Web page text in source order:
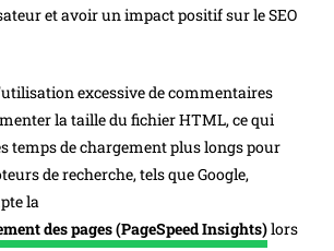
et avoir un impact positif sur le SEO
excessive de commentaires
la taille du fichier HTML, ce qui
temps de chargement plus longs pour
de recherche, tels que Google,
la
des pages (PageSpeed Insights)lors